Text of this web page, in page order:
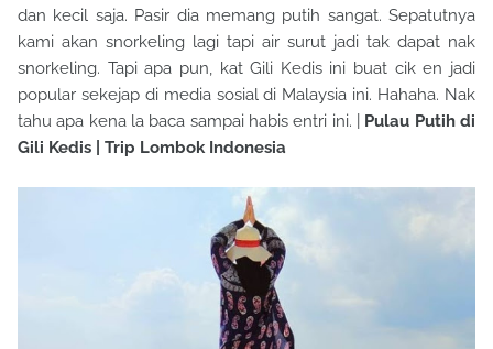
dan kecil saja. Pasir dia memang putih sangat. Sepatutnya
kami akan snorkeling lagi tapi air surut jadi tak dapat nak
snorkeling. Tapi apa pun, kat Gili Kedis ini buat cik en jadi
popular sekejap di media sosial di Malaysia ini. Hahaha. Nak
tahu apa kena la baca sampai habis entri ini. | Pulau Putih di
Gili Kedis | Trip Lombok Indonesia